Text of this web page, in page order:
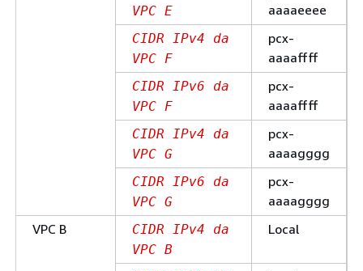
VPC E
aaaaeeee
CIDR IPv4 da
VPC F
pcx-
aaaaffff
CIDR IPv6 da
VPC F
pcx-
aaaaffff
CIDR IPv4 da
VPC G
pcx-
aaaagggg
CIDR IPv6 da
VPC G
pcx-
aaaagggg
VPC B
CIDR IPv4 da
VPC B
Local